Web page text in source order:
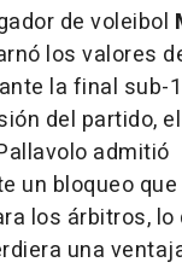
de voleibol
los valores
la final sub-
del partido,
admitió
un bloqueo
los árbitros, lo
una